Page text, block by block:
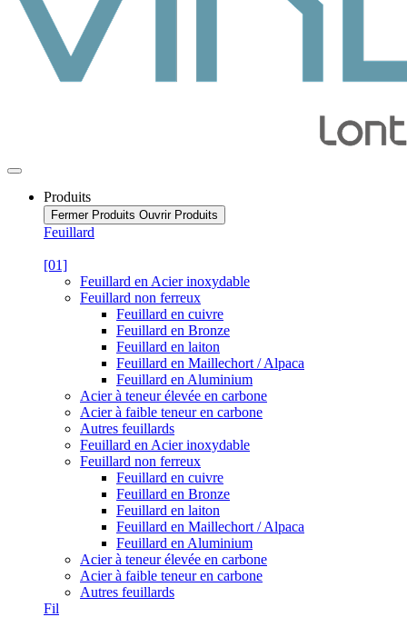
Produits
Fermer Produits Ouvrir Produits
Feuillard
[01]
Feuillard en Acier inoxydable
Feuillard non ferreux
Feuillard en cuivre
Feuillard en Bronze
Feuillard en laiton
Feuillard en Maillechort / Alpaca
Feuillard en Aluminium
Acier à teneur élevée en carbone
Acier à faible teneur en carbone
Autres feuillards
Feuillard en Acier inoxydable
Feuillard non ferreux
Feuillard en cuivre
Feuillard en Bronze
Feuillard en laiton
Feuillard en Maillechort / Alpaca
Feuillard en Aluminium
Acier à teneur élevée en carbone
Acier à faible teneur en carbone
Autres feuillards
Fil